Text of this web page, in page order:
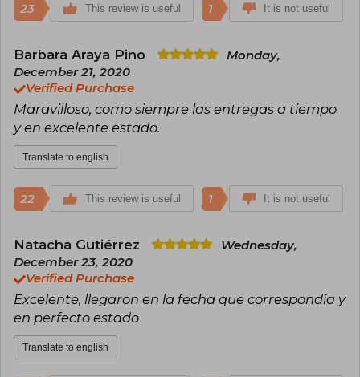
23 This review is useful 1 It is not useful
Barbara Araya Pino
Monday,
December 21, 2020
Verified Purchase
Maravilloso, como siempre las entregas a tiempo
y en excelente estado.
Translate to english
22 This review is useful 1 It is not useful
Natacha Gutiérrez
Wednesday,
December 23, 2020
Verified Purchase
Excelente, llegaron en la fecha que correspondía y
en perfecto estado
Translate to english